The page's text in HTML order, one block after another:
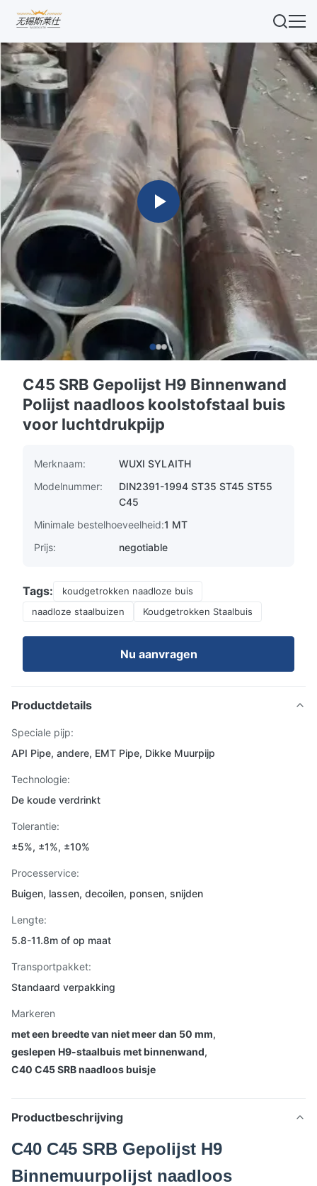
C45 SRB Gepolijst H9 Binnenwand
Polijst naadloos koolstofstaal buis
voor luchtdrukpijp
Merknaam:
WUXI SYLAITH
Modelnummer:
DIN2391-1994 ST35 ST45 ST55
C45
Minimale bestelhoeveelheid:1 MT
Prijs:
negotiable
Tags:
koudgetrokken naadloze buis
naadloze staalbuizen
Koudgetrokken Staalbuis
Nu aanvragen
Productdetails
Speciale pijp:
API Pipe, andere, EMT Pipe, Dikke Muurpijp
Technologie:
De koude verdrinkt
Tolerantie:
±5%, ±1%, ±10%
Processervice:
Buigen, lassen, decoilen, ponsen, snijden
Lengte:
5.8-11.8m of op maat
Transportpakket:
Standaard verpakking
Markeren
met een breedte van niet meer dan 50 mm,
geslepen H9-staalbuis met binnenwand,
C40 C45 SRB naadloos buisje
Productbeschrijving
C40 C45 SRB Gepolijst H9
Binnemuurpolijst naadloos